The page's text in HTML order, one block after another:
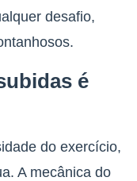
desafio,
é
do exercício,
A mecânica do